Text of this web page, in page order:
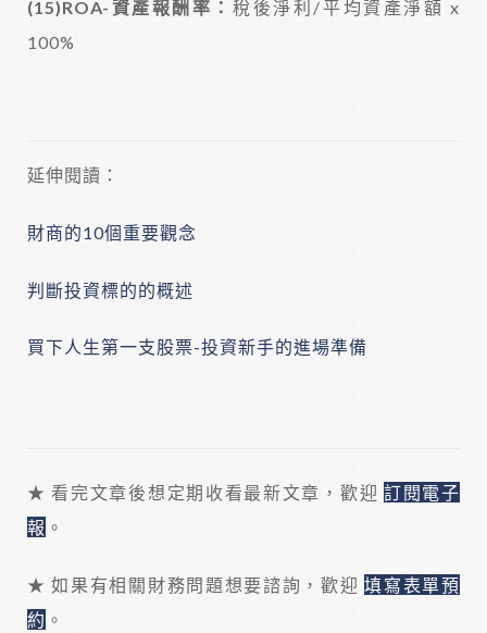
(15)ROA- 資產報酬率：稅後淨利/平均資產淨額 x
100%
延伸閱讀：
財商的10個重要觀念
判斷投資標的的概述
買下人生第一支股票-投資新手的進場準備
★ 看完文章後想定期收看最新文章，歡迎 訂閱電子
報 。
★ 如果有相關財務問題想要諮詢，歡迎填寫表單預
約 。